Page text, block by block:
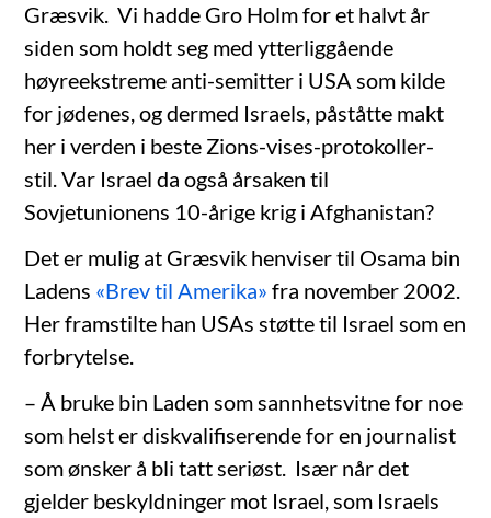
Græsvik. Vi hadde Gro Holm for et halvt år
siden som holdt seg med ytterliggående
høyreekstreme anti-semitter i USA som kilde
for jødenes, og dermed Israels, påståtte makt
her i verden i beste Zions-vises-protokoller-
stil. Var Israel da også årsaken til
Sovjetunionens 10-årige krig i Afghanistan?
Det er mulig at Græsvik henviser til Osama bin
Ladens «Brev til Amerika» fra november 2002.
Her framstilte han USAs støtte til Israel som en
forbrytelse.
– Å bruke bin Laden som sannhetsvitne for noe
som helst er diskvalifiserende for en journalist
som ønsker å bli tatt seriøst. Især når det
gjelder beskyldninger mot Israel, som Israels